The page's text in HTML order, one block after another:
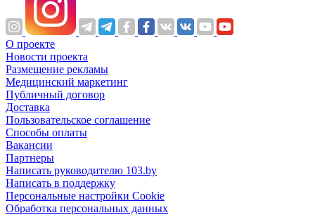
О проекте
Новости проекта
Размещение рекламы
Медицинский маркетинг
Публичный договор
Доставка
Пользовательское соглашение
Способы оплаты
Вакансии
Партнеры
Написать руководителю 103.by
Написать в поддержку
Персональные настройки Cookie
Обработка персональных данных